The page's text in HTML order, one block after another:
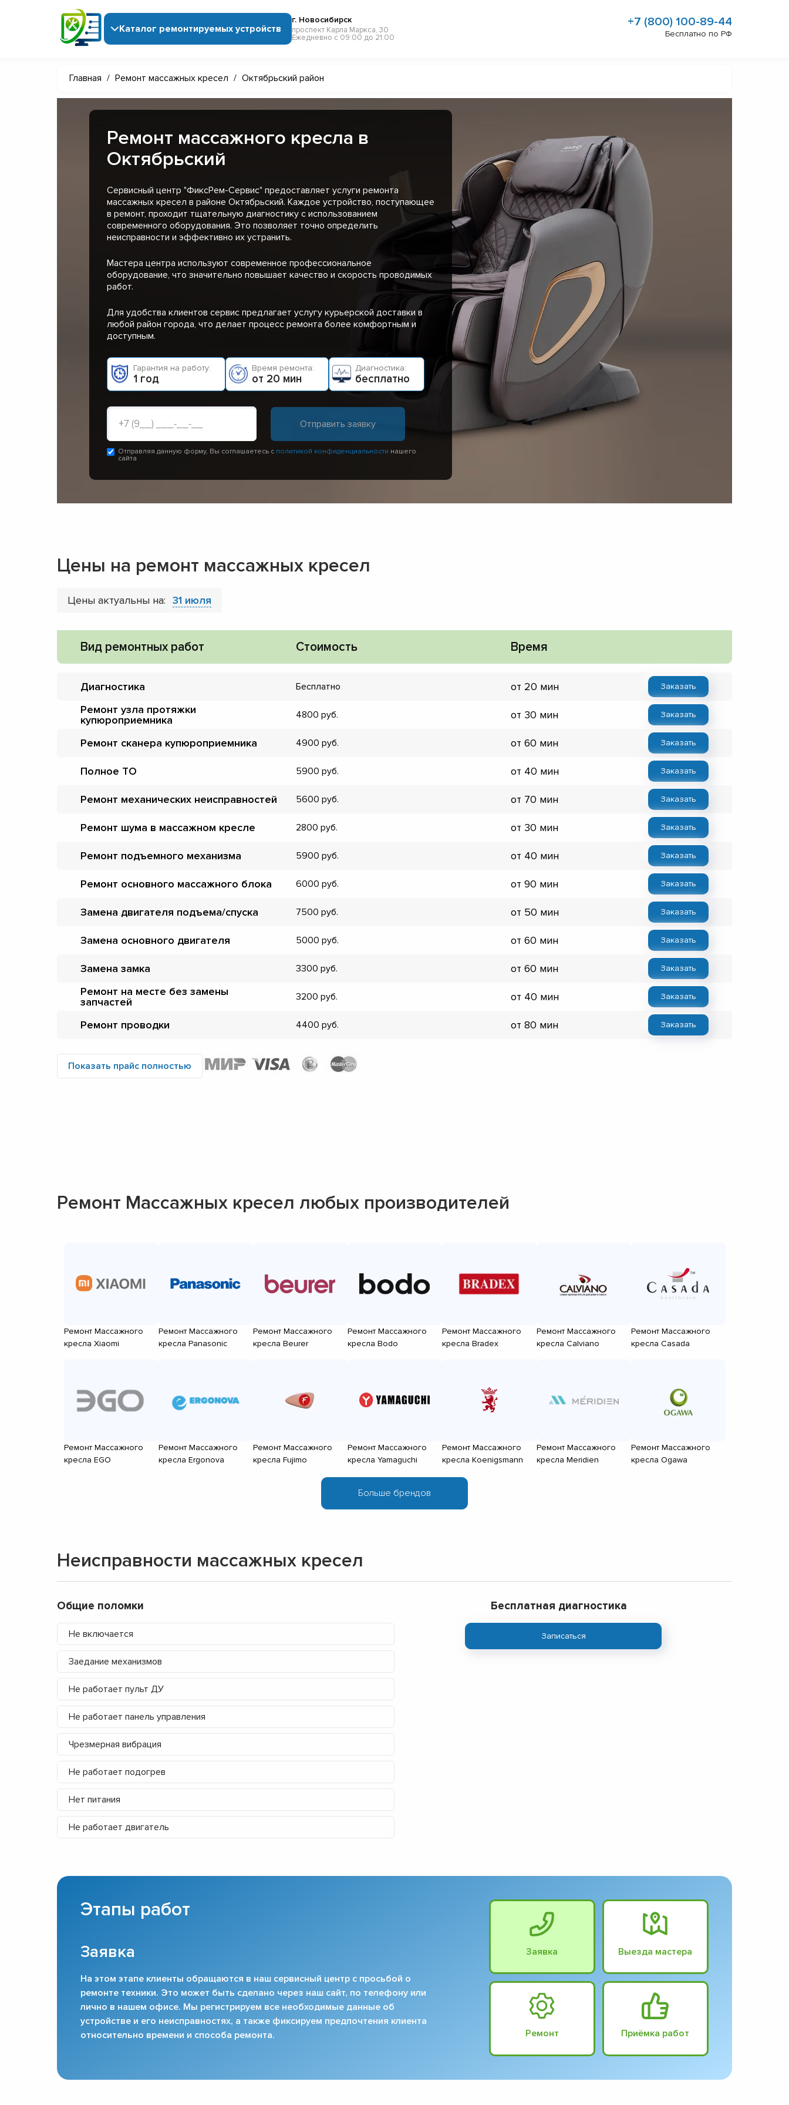
Каталог ремонтируемых устройств
г. Новосибирск
проспект Карла Маркса, 30
Ежедневно с 09:00 до 21:00
+7 (800) 100-89-44
Бесплатно по РФ
Главная / Ремонт массажных кресел / Октябрьский район
Ремонт массажного кресла в
Октябрьский
Сервисный центр "ФиксРем-Сервис" предоставляет услуги ремонта
массажных кресел в районе Октябрьский. Каждое устройство, поступающее
в ремонт, проходит тщательную диагностику с использованием
современного оборудования. Это позволяет точно определить
неисправности и эффективно их устранить.
Мастера центра используют современное профессиональное
оборудование, что значительно повышает качество и скорость проводимых
работ.
Для удобства клиентов сервис предлагает услугу курьерской доставки в
любой район города, что делает процесс ремонта более комфортным и
доступным.
Гарантия на работу:
1 год
Время ремонта:
от 20 мин
Диагностика:
бесплатно
Отправляя данную форму, Вы соглашаетесь с политикой конфиденциальности нашего
сайта
Цены на ремонт массажных кресел
Цены актуальны на: 31 июля
Вид ремонтных работ Стоимость Время
Диагностика Бесплатно от 20 мин Заказать
Ремонт узла протяжки
купюроприемника
4800 от 30 мин Заказать
Ремонт сканера купюроприемника 4900 от 60 мин Заказать
Полное ТО 5900 от 40 мин Заказать
Ремонт механических неисправностей 5600 от 70 мин Заказать
Ремонт шума в массажном кресле 2800 от 30 мин Заказать
Ремонт подъемного механизма 5900 от 40 мин Заказать
Ремонт основного массажного блока 6000 от 90 мин Заказать
Замена двигателя подъема/спуска 7500 от 50 мин Заказать
Замена основного двигателя 5000 от 60 мин Заказать
Замена замка 3300 от 60 мин Заказать
Ремонт на месте без замены
запчастей
3200 от 40 мин Заказать
Ремонт проводки 4400 от 80 мин Заказать
Показать прайс полностью
Ремонт Массажных кресел любых производителей
Ремонт Массажного
кресла Xiaomi
Ремонт Массажного
кресла Panasonic
Ремонт Массажного
кресла Beurer
Ремонт Массажного
кресла Bodo
Ремонт Массажного
кресла Bradex
Ремонт Массажного
кресла Calviano
Ремонт Массажного
кресла Casada
Ремонт Массажного
кресла EGO
Ремонт Массажного
кресла Ergonova
Ремонт Массажного
кресла Fujimo
Ремонт Массажного
кресла Yamaguchi
Ремонт Массажного
кресла Koenigsmann
Ремонт Массажного
кресла Meridien
Ремонт Массажного
кресла Ogawa
Неисправности массажных кресел
Общие поломки
Не включается
Заедание механизмов
Не работает пульт ДУ
Не работает панель управления
Чрезмерная вибрация
Не работает подогрев
Нет питания
Не работает двигатель
Бесплатная диагностика
Записаться
Этапы работ
Заявка
На этом этапе клиенты обращаются в наш сервисный центр с просьбой о
ремонте техники. Это может быть сделано через наш сайт, по телефону или
лично в нашем офисе. Мы регистрируем все необходимые данные об
устройстве и его неисправностях, а также фиксируем предпочтения клиента
относительно времени и способа ремонта.
Заявка Выезда мастера
Ремонт Приёмка работ